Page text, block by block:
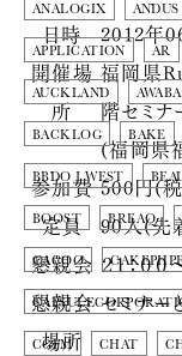
ANALOGIX ANDUS
APPLICATION AR
AUCKLAND
BACKLOG BAKE
BBDO J WEST
BOOST BREAQ
CACOO
CGFM CHAT
日時
2012年
開催場
所
福岡県
階セミナ
(福岡県
参加費 500円(
定員 90人(先
懇親会 ２１：０
懇親会
場所
セミナー